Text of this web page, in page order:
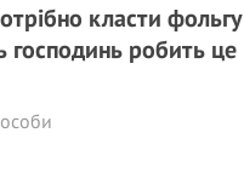
класти фольгу
господинь робить це